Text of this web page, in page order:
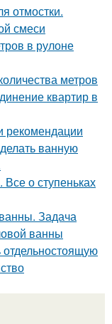
отмостки.
смеси
в рулоне
метров
квартир в
рекомендации
ванную
о ступеньках
Задача
ванны
отдельностоящую